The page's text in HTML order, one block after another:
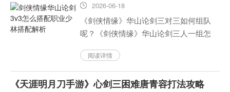
2026-06-18
《剑侠情缘》华山论剑三对三如何组队
呢？《剑侠情缘》华山论剑三人一组怎
业选择以及分析是什么样的呢？那么就
让我们一起来看一下吧！...
阅读详情
《天涯明月刀手游》心剑三困难唐青容打法攻略